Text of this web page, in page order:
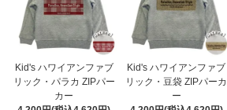
Kid's ハワイアンファブ
リック・パラカ ZIPパー
カー
Kid's ハワイアンファブ
リック・豆袋 ZIPパーカ
ー